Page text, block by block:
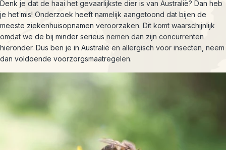
Denk je dat de haai het gevaarlijkste dier is van Australië? Dan heb
je het mis! Onderzoek heeft namelijk aangetoond dat bijen de
meeste ziekenhuisopnamen veroorzaken. Dit komt waarschijnlijk
omdat we de bij minder serieus nemen dan zijn concurrenten
hieronder. Dus ben je in Australië en allergisch voor insecten, neem
dan voldoende voorzorgsmaatregelen.